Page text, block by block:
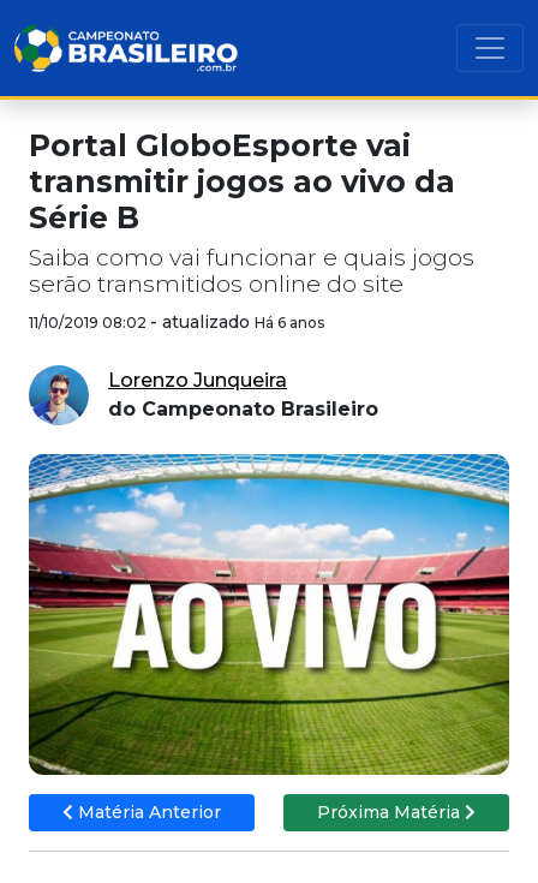
Portal GloboEsporte vai
transmitir jogos ao vivo da
Série B
Saiba como vai funcionar e quais jogos
serão transmitidos online do site
11/10/2019 08:02 - atualizado Há 6 anos
Lorenzo Junqueira
do Campeonato Brasileiro
Matéria Anterior Próxima Matéria